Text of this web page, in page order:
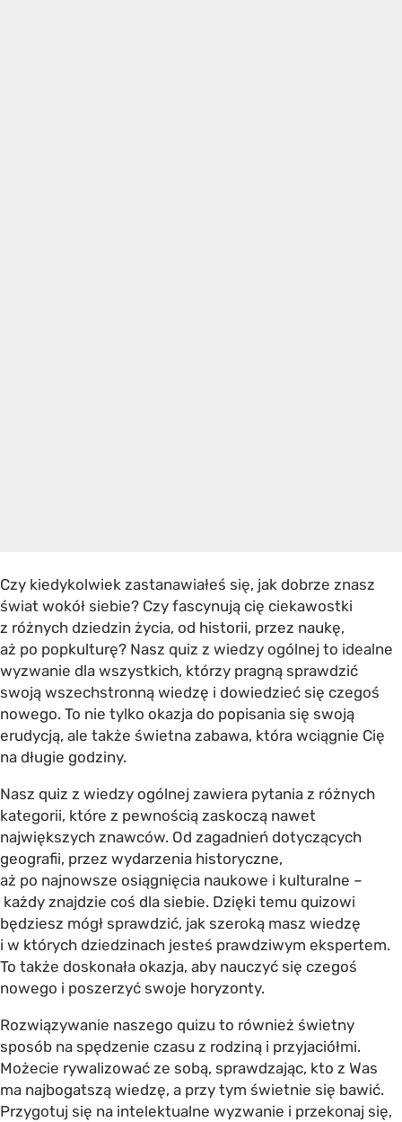
Czy kiedykolwiek zastanawiałeś się, jak dobrze znasz
świat wokół siebie? Czy fascynują cię ciekawostki
z różnych dziedzin życia, od historii, przez naukę,
aż po popkulturę? Nasz quiz z wiedzy ogólnej to idealne
wyzwanie dla wszystkich, którzy pragną sprawdzić
swoją wszechstronną wiedzę i dowiedzieć się czegoś
nowego. To nie tylko okazja do popisania się swoją
erudycją, ale także świetna zabawa, która wciągnie Cię
na długie godziny.
Nasz quiz z wiedzy ogólnej zawiera pytania z różnych
kategorii, które z pewnością zaskoczą nawet
największych znawców. Od zagadnień dotyczących
geografii, przez wydarzenia historyczne,
aż po najnowsze osiągnięcia naukowe i kulturalne –
każdy znajdzie coś dla siebie. Dzięki temu quizowi
będziesz mógł sprawdzić, jak szeroką masz wiedzę
i w których dziedzinach jesteś prawdziwym ekspertem.
To także doskonała okazja, aby nauczyć się czegoś
nowego i poszerzyć swoje horyzonty.
Rozwiązywanie naszego quizu to również świetny
sposób na spędzenie czasu z rodziną i przyjaciółmi.
Możecie rywalizować ze sobą, sprawdzając, kto z Was
ma najbogatszą wiedzę, a przy tym świetnie się bawić.
Przygotuj się na intelektualne wyzwanie i przekonaj się,